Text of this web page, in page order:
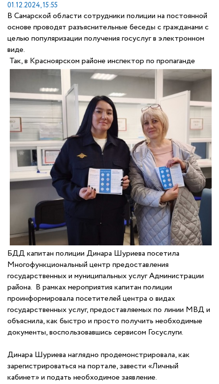
01.12.2024, 15:55
В Самарской области сотрудники полиции на постоянной
основе проводят разъяснительные беседы с гражданами с
целью популяризации получения госуслуг в электронном
виде.
Так, в Красноярском районе инспектор по пропаганде
БДД капитан полиции Динара Шуриева посетила
Многофункциональный центр предоставления
государственных и муниципальных услуг Администрации
района. В рамках мероприятия капитан полиции
проинформировала посетителей центра о видах
государственных услуг, предоставляемых по линии МВД и
объяснила, как быстро и просто получить необходимые
документы, воспользовавшись сервисом Госуслуги.
Динара Шуриева наглядно продемонстрировала, как
зарегистрироваться на портале, завести «Личный
кабинет» и подать необходимое заявление.